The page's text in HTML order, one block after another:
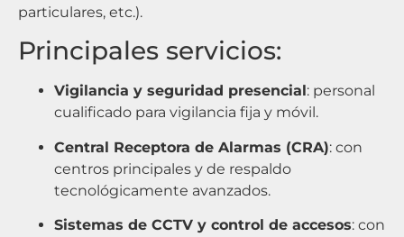
particulares, etc.).
Principales servicios:
Vigilancia y seguridad presencial : personal
cualificado para vigilancia fija y móvil.
Central Receptora de Alarmas (CRA): con
centros principales y de respaldo
tecnológicamente avanzados.
Sistemas de CCTV y control de accesos: con